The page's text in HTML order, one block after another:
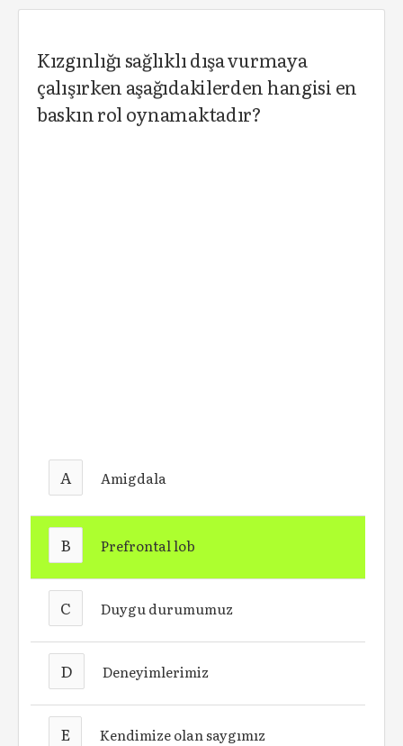
Kızgınlığı sağlıklı dışa vurmaya
çalışırken aşağıdakilerden hangisi en
baskın rol oynamaktadır?
A Amigdala
B Prefrontal lob
C Duygu durumumuz
D Deneyimlerimiz
E Kendimize olan saygımız